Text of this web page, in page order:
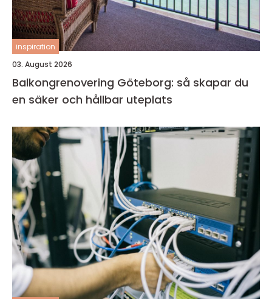
inspiration
03. August 2026
Balkongrenovering Göteborg: så skapar du
en säker och hållbar uteplats